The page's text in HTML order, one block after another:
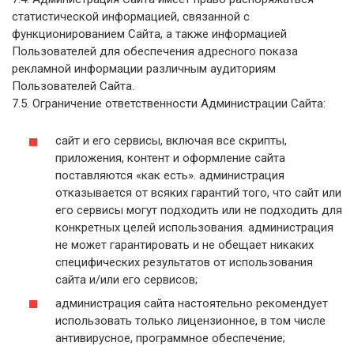
статистической информацией, связанной с
функционированием Сайта, а также информацией
Пользователей для обеспечения адресного показа
рекламной информации различным аудиториям
Пользователей Сайта.
7.5. Ограничение ответственности Администрации Сайта:
сайт и его сервисы, включая все скрипты,
приложения, контент и оформление сайта
поставляются «как есть». администрация
отказывается от всяких гарантий того, что сайт или
его сервисы могут подходить или не подходить для
конкретных целей использования. администрация
не может гарантировать и не обещает никаких
специфических результатов от использования
сайта и/или его сервисов;
администрация сайта настоятельно рекомендует
использовать только лицензионное, в том числе
антивирусное, программное обеспечение;